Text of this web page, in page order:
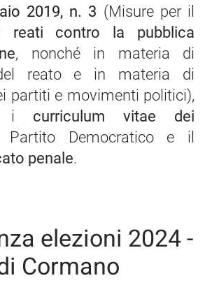
2019, n. 3 (Misure per il
reati contro la pubblica
, nonché in materia di
reato e in materia di
partiti e movimenti politici),
i curriculum vitae dei
Democratico e il
penale.
elezioni 2024 -
Cormano